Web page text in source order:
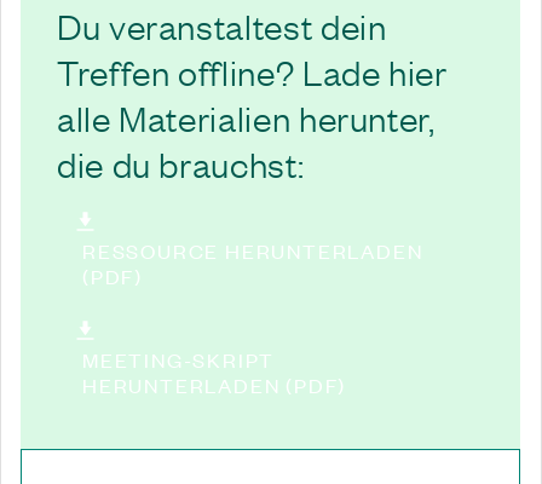
Du veranstaltest dein
Treffen offline? Lade hier
alle Materialien herunter,
die du brauchst:
RESSOURCE HERUNTERLADEN
(PDF)
MEETING-SKRIPT
HERUNTERLADEN (PDF)